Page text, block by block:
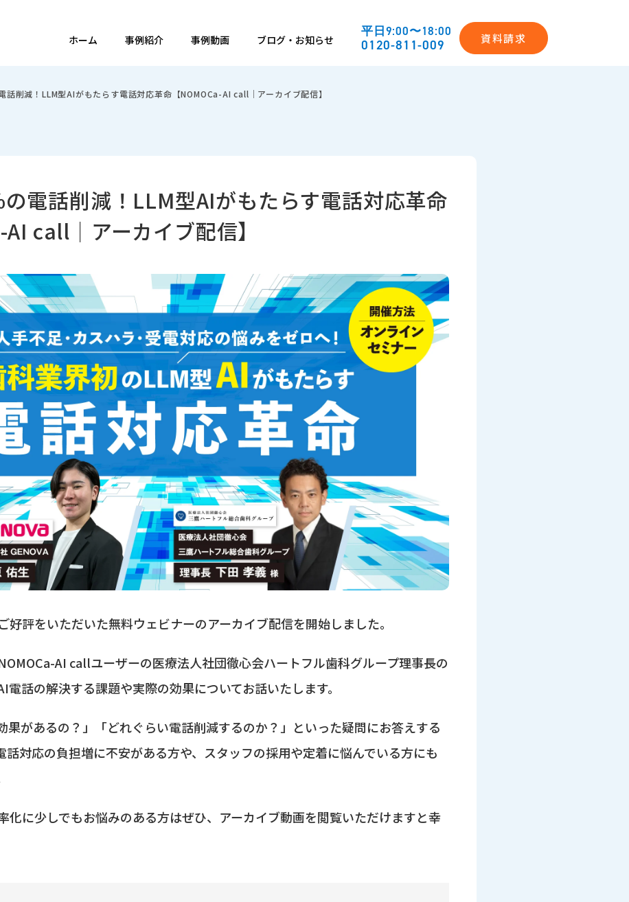
平日9:00〜18:00
0120-811-009 資料請求
ホーム 事例紹介 事例動画 ブログ・お知らせ
話削減！LLM型AIがもたらす電話対応革命【NOMOCa-AI call｜アーカイブ配信】
電話削減！LLM型AIがもたらす電話対応革命
AI call｜アーカイブ配信】
好評をいただいた無料ウェビナーのアーカイブ配信を開始しました。
AI callユーザーの医療法人社団徹心会ハートフル歯科グループ理事長の
電話の解決する課題や実際の効果についてお話いたします。
果があるの？」「どれぐらい電話削減するのか？」といった疑問にお答えする
話対応の負担増に不安がある方や、スタッフの採用や定着に悩んでいる方にも
化に少しでもお悩みのある方はぜひ、アーカイブ動画を閲覧いただけますと幸